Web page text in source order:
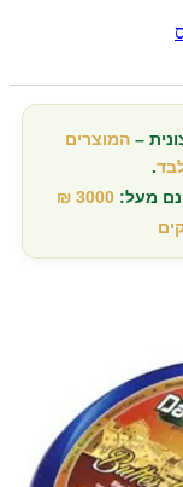
–המוצרים
.
מעל: 3000 ₪